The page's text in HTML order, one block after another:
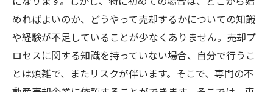
めればよいのか、どうやって売却するかについての知識
や経験が不足していることが少なくありません。売却プ
ロセスに関する知識を持っていない場合、自分で行うこ
とは煩雑で、またリスクが伴います。そこで、専門の不